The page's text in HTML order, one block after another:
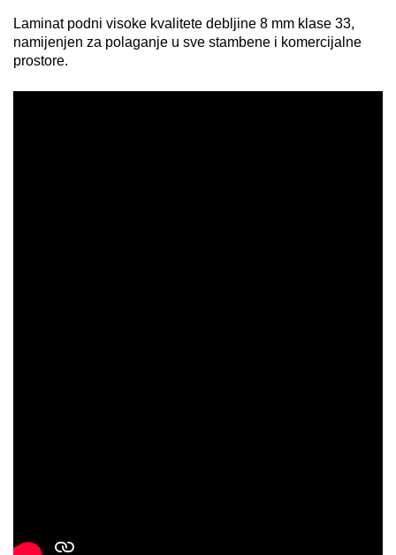
Laminat podni visoke kvalitete debljine 8 mm klase 33,
namijenjen za polaganje u sve stambene i komercijalne
prostore.